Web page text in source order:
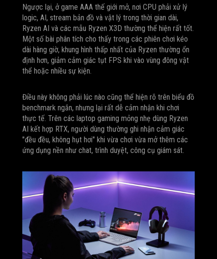
Ngược lại, ở game AAA thế giới mở, nơi CPU phải xử lý
logic, AI, stream bản đồ và vật lý trong thời gian dài,
Ryzen AI và các mẫu Ryzen X3D thường thể hiện rất tốt.
Một số bài phân tích cho thấy trong các phiên chơi kéo
dài hàng giờ, khung hình thấp nhất của Ryzen thường ổn
định hơn, giảm cảm giác tụt FPS khi vào vùng đông vật
thể hoặc nhiều sự kiện.
Điều này không phải lúc nào cũng thể hiện rõ trên biểu đồ
benchmark ngắn, nhưng lại rất dễ cảm nhận khi chơi
thực tế. Trên các laptop gaming mỏng nhẹ dùng Ryzen
AI kết hợp RTX, người dùng thường ghi nhận cảm giác
"đều đều, không hụt hơi" khi vừa chơi vừa mở thêm các
ứng dụng nền như chat, trình duyệt, công cụ giám sát.